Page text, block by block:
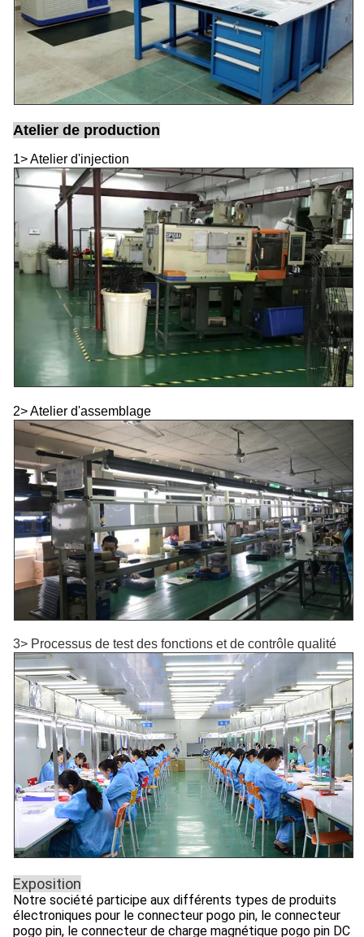
Atelier de production
1> Atelier d'injection
2> Atelier d'assemblage
3> Processus de test des fonctions et de contrôle qualité
Exposition
Notre société participe aux différents types de produits
électroniques pour le connecteur pogo pin, le connecteur
pogo pin, le connecteur de charge magnétique pogo pin DC